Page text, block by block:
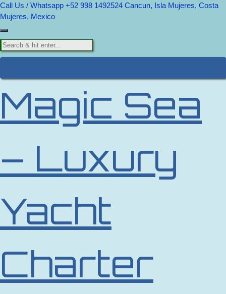
Call Us / Whatsapp +52 998 1492524 Cancun, Isla Mujeres, Costa
Mujeres, Mexico
Magic Sea
– Luxury
Yacht
Charter